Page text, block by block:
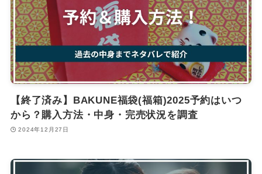
【終了済み】BAKUNE福袋(福箱)2025予約はいつ
から？購入方法・中身・完売状況を調査
2024年12月27日